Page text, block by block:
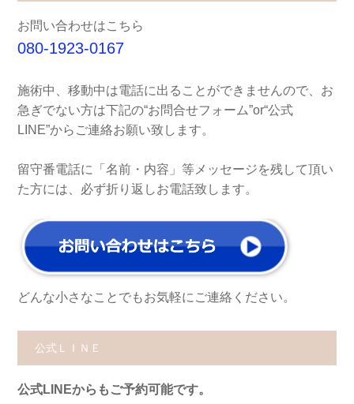
お問い合わせはこちら
080-1923-0167
施術中、移動中は電話に出ることができませんので、お
急ぎでない方は下記の“お問合せフォーム”or“公式
LINE”からご連絡お願い致します。
留守番電話に「名前・内容」等メッセージを残して頂い
た方には、必ず折り返しお電話致します。
どんな小さなことでもお気軽にご連絡ください。
公式ＬＩＮＥ
公式LINEからもご予約可能です。